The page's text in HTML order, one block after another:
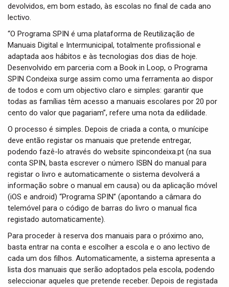
devolvidos, em bom estado, às escolas no final de cada ano
lectivo.
“O Programa SPIN é uma plataforma de Reutilização de
Manuais Digital e Intermunicipal, totalmente profissional e
adaptada aos hábitos e às tecnologias dos dias de hoje.
Desenvolvido em parceria com a Book in Loop, o Programa
SPIN Condeixa surge assim como uma ferramenta ao dispor
de todos e com um objectivo claro e simples: garantir que
todas as famílias têm acesso a manuais escolares por 20 por
cento do valor que pagariam”, refere uma nota da edilidade.
O processo é simples. Depois de criada a conta, o munícipe
deve então registar os manuais que pretende entregar,
podendo fazê-lo através do website spincondeixa.pt (na sua
conta SPIN, basta escrever o número ISBN do manual para
registar o livro e automaticamente o sistema devolverá a
informação sobre o manual em causa) ou da aplicação móvel
(iOS e android) “Programa SPIN” (apontando a câmara do
telemóvel para o código de barras do livro o manual fica
registado automaticamente).
Para proceder à reserva dos manuais para o próximo ano,
basta entrar na conta e escolher a escola e o ano lectivo de
cada um dos filhos. Automaticamente, a sistema apresenta a
lista dos manuais que serão adoptados pela escola, podendo
seleccionar aqueles que pretende receber. Depois de registada